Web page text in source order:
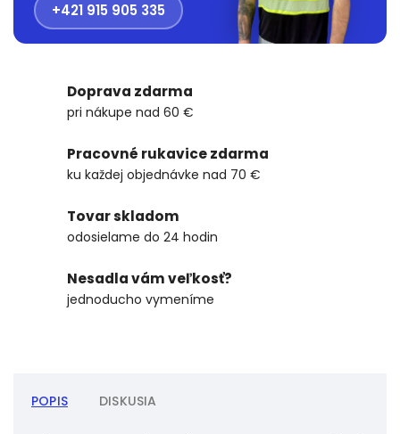
+421 915 905 335
Doprava zdarma
pri nákupe nad 60 €
Pracovné rukavice zdarma
ku každej objednávke nad 70 €
Tovar skladom
odosielame do 24 hodin
Nesadla vám veľkosť?
jednoducho vymeníme
POPIS DISKUSIA